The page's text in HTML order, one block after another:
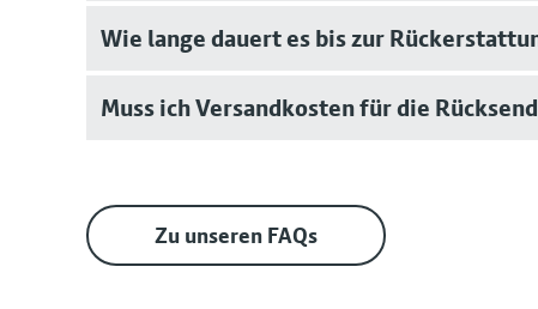
Wie lange dauert es bis zur
Muss ich Versandkosten für die
Zu unseren FAQs